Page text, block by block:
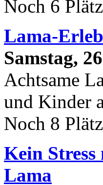
Noch 6
Lama-
Samstag,
Achtsame
und Kinder
Noch 8
Kein
Lama